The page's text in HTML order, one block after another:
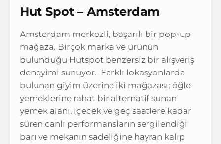
Hut Spot – Amsterdam
Amsterdam merkezli, başarılı bir pop-up
mağaza. Birçok marka ve ürünün
bulunduğu Hutspot benzersiz bir alışveriş
deneyimi sunuyor. Farklı lokasyonlarda
bulunan giyim üzerine iki mağazası; öğle
yemeklerine rahat bir alternatif sunan
yemek alanı, içecek ve geç saatlere kadar
süren canlı performansların sergilendiği
barı ve mekanın sadeliğine hayran kalıp